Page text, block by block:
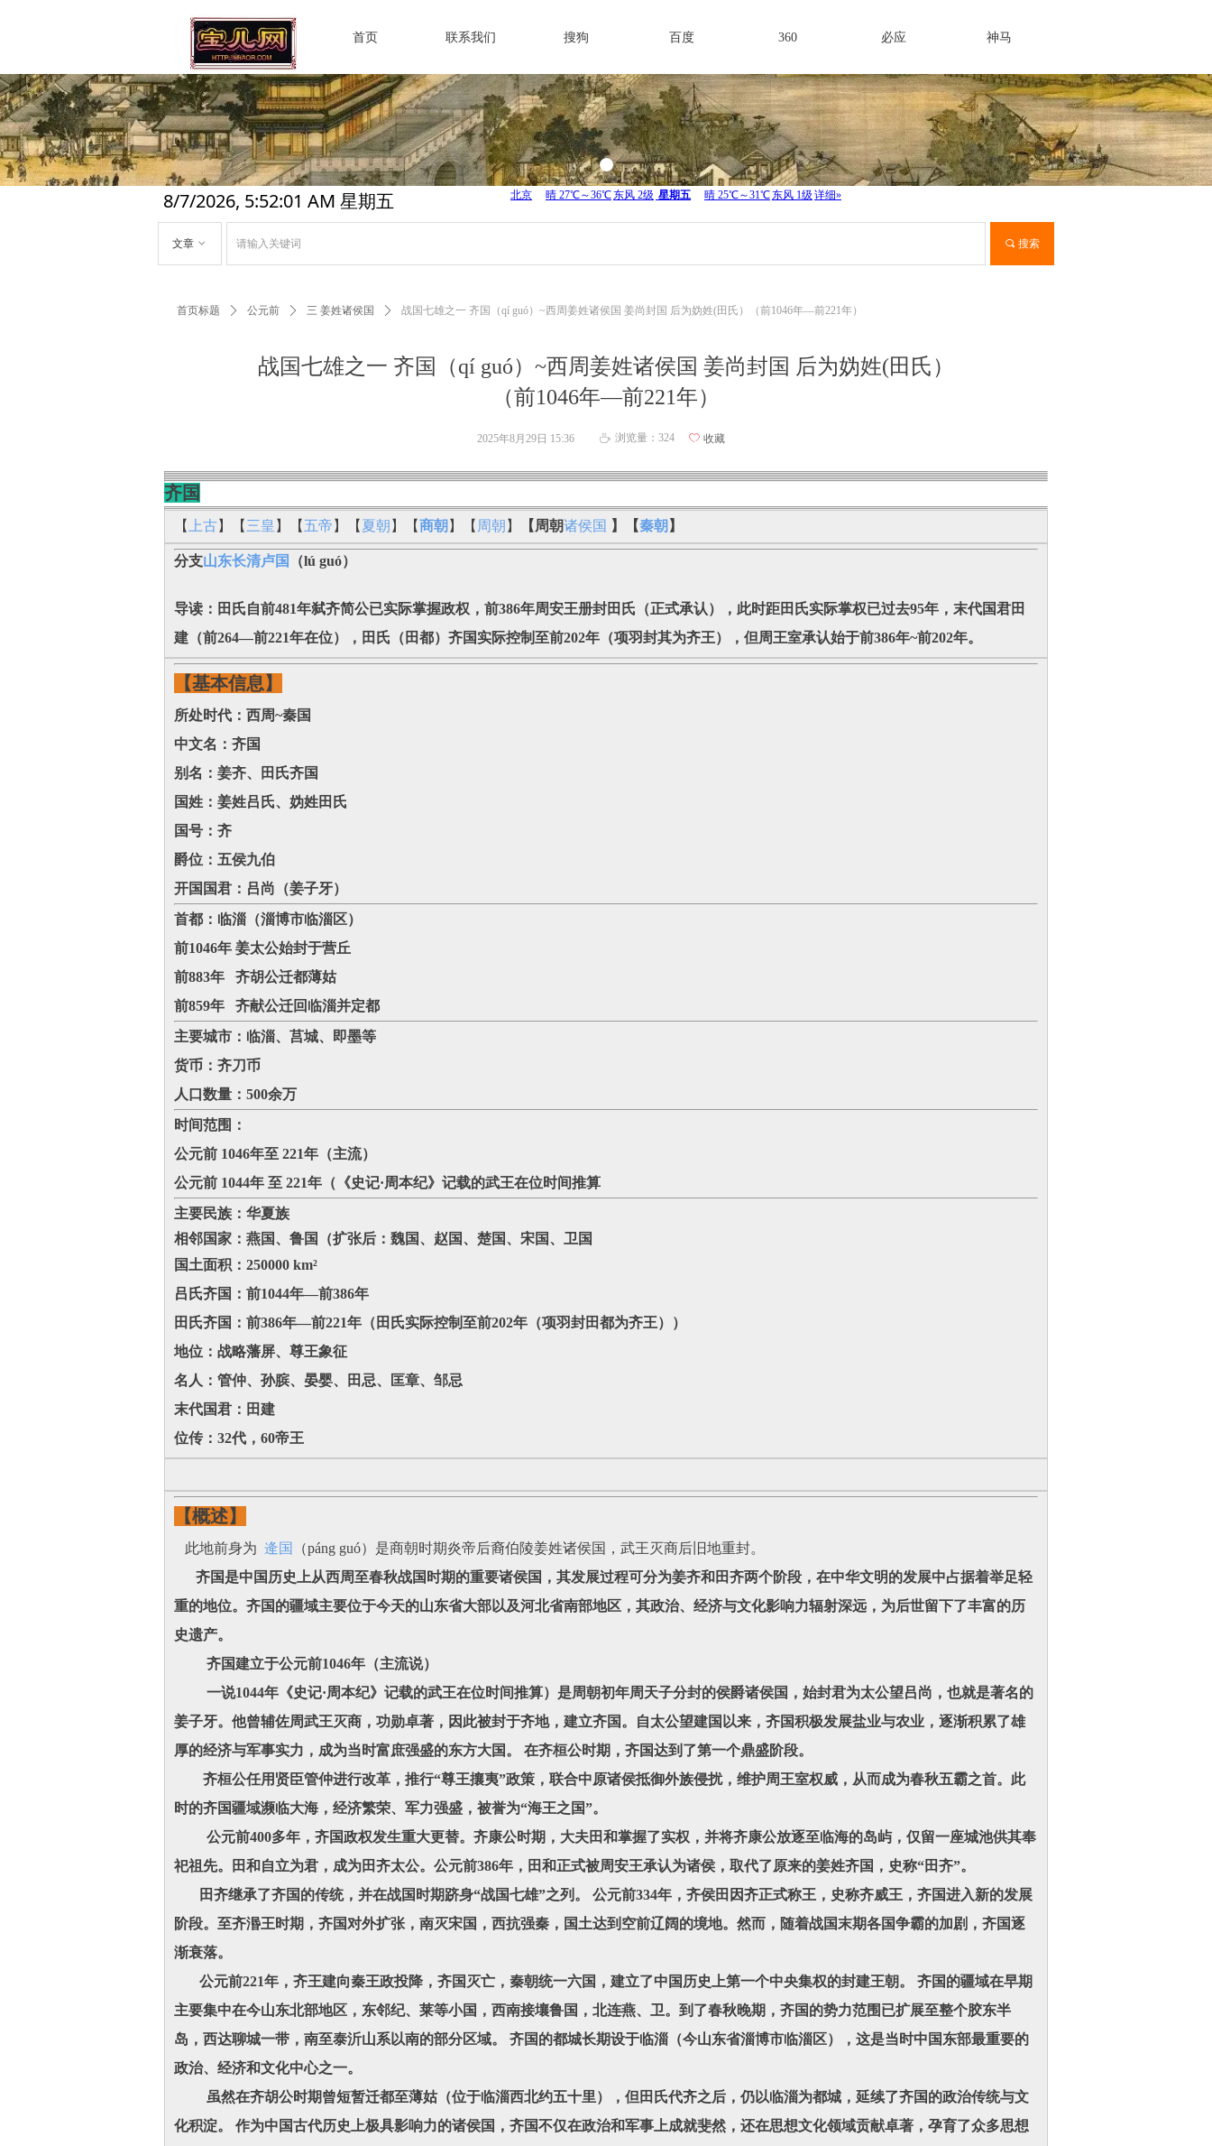
首页 联系我们 搜狗 百度 360 必应 神马
8/7/2026, 5:52:02 AM 星期五
끠 搜索
文章 ꀁ
齐国
【 上古】【 三皇 】【 五帝 】【 夏朝 】【商朝 】【 周朝 】 【周朝诸侯国 】【秦朝 】
分支山东长清卢国 （lú guó）
导读：田氏自前481年弑齐简公已实际掌握政权‌，前386年周安王册封‌田氏（正式承认），此时距田氏实际掌权已过去95年， 末代国君田
建 （前264—前221年在位），田氏（田都）齐国实际控制至前202年（项羽封其为齐王），但周王室承认始于前386年~前202年。‌
【基本信息】
所处时代：西周~秦国
中文名：齐国
别名：姜齐、田氏齐国
国姓：姜姓吕氏、妫姓田氏
国号：齐
爵位：五侯九伯
开国国君：吕尚（姜子牙）
首都：临淄（淄博市临淄区）
前1046年 姜太公始封于营丘‌
前883年 齐胡公迁都薄姑‌
前859年 齐献公迁回临淄并定都‌
主要城市：临淄、莒城、即墨等
货币：齐刀币
人口数量：500余万
时间范围：
公元前 1046年至 221年（主流）
公元前 1044年 至 221年（《史记·周本纪》记载的武王在位时间推算‌
主要民族：华夏族
相邻国家：燕国‌、‌鲁国‌（扩张后：魏国、赵国‌、‌楚国‌、‌宋国、卫国
国土面积：250000 km²
吕氏齐国：前1044年—前386年
田氏齐国：前386年—前221年（田氏实际控制至前202年（项羽封田都为齐王））
地位：战略藩屏、尊王象征
名人：管仲、孙膑、晏婴、田忌、匡章、邹忌
末代国君：田建
位传：32代，60帝王
【概述】
此地前身为 逄国 （páng guó‌）是商朝时期炎帝后裔伯陵姜姓诸侯国， 武王灭商后旧地重封。
齐国是中国历史上从西周至春秋战国时期的重要诸侯国，其发展过程可分为姜齐和田齐两个阶段，在中华文明的发展中占据着举足轻
重的地位。齐国的疆域主要位于今天的山东省大部以及河北省南部地区，其政治、经济与文化影响力辐射深远，为后世留下了丰富的历
史遗产。
齐国建立于公元前1046年（主流说）
一说1044年《史记·周本纪》记载的武王在位时间推算‌） 是周朝初年周天子分封的侯爵诸侯国，始封君为太公望吕尚，也就是著名的
姜子牙。他曾辅佐周武王灭商，功勋卓著，因此被封于齐地，建立齐国。自太公望建国以来，齐国积极发展盐业与农业，逐渐积累了雄
厚的经济与军事实力，成为当时富庶强盛的东方大国。 在齐桓公时期，齐国达到了第一个鼎盛阶段。
齐桓公任用贤臣管仲进行改革，推行“尊王攘夷”政策，联合中原诸侯抵御外族侵扰，维护周王室权威，从而成为春秋五霸之首。此
时的齐国疆域濒临大海，经济繁荣、军力强盛，被誉为“海王之国”。
公元前400多年，齐国政权发生重大更替。齐康公时期，大夫田和掌握了实权，并将齐康公放逐至临海的岛屿，仅留一座城池供其奉
祀祖先。田和自立为君，成为田齐太公。公元前386年，田和正式被周安王承认为诸侯，取代了原来的姜姓齐国，史称“田齐”。
田齐继承了齐国的传统，并在战国时期跻身“战国七雄”之列。 公元前334年，齐侯田因齐正式称王，史称齐威王，齐国进入新的发展
阶段。至齐湣王时期，齐国对外扩张，南灭宋国，西抗强秦，国土达到空前辽阔的境地。然而，随着战国末期各国争霸的加剧，齐国逐
渐衰落。
公元前221年，齐王建向秦王政投降，齐国灭亡，秦朝统一六国，建立了中国历史上第一个中央集权的封建王朝。 齐国的疆域在早期
主要集中在今山东北部地区，东邻纪、莱等小国，西南接壤鲁国，北连燕、卫。到了春秋晚期，齐国的势力范围已扩展至整个胶东半
岛，西达聊城一带，南至泰沂山系以南的部分区域。 齐国的都城长期设于临淄（今山东省淄博市临淄区），这是当时中国东部最重要的
政治、经济和文化中心之一。
虽然在齐胡公时期曾短暂迁都至薄姑（位于临淄西北约五十里），但田氏代齐之后，仍以临淄为都城，延续了齐国的政治传统与文
化积淀。 作为中国古代历史上极具影响力的诸侯国，齐国不仅在政治和军事上成就斐然，还在思想文化领域贡献卓著，孕育了众多思想
战国七雄之一 齐国（qí guó）~西周姜姓诸侯国 姜尚封国 后为妫姓(田氏）
（前1046年—前221年）
2025年8月29日 15:36 ꄘ 浏览量： 324 ꄀ 收藏
首页标题 ꄲ 公元前 ꄲ 三 姜姓诸侯国 ꄲ 战国七雄之一 齐国（qí guó）~西周姜姓诸侯国 姜尚封国 后为妫姓(田氏）（前1046年—前221年）